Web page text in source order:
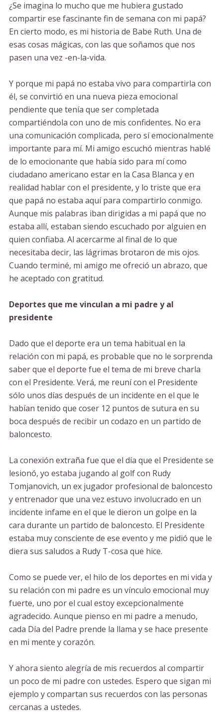
¿Se imagina lo mucho que me hubiera gustado
compartir ese fascinante fin de semana con mi papá?
En cierto modo, es mi historia de Babe Ruth. Una de
esas cosas mágicas, con las que soñamos que nos
pasen una vez -en-la-vida.
Y porque mi papá no estaba vivo para compartirla con
él, se convirtió en una nueva pieza emocional
pendiente que tenía que ser completada
compartiéndola con uno de mis confidentes. No era
una comunicación complicada, pero sí emocionalmente
importante para mí. Mi amigo escuchó mientras hablé
de lo emocionante que había sido para mí como
ciudadano americano estar en la Casa Blanca y en
realidad hablar con el presidente, y lo triste que era
que papá no estaba aquí para compartirlo conmigo.
Aunque mis palabras iban dirigidas a mi papá que no
estaba allí, estaban siendo escuchado por alguien en
quien confiaba. Al acercarme al final de lo que
necesitaba decir, las lágrimas brotaron de mis ojos.
Cuando terminé, mi amigo me ofreció un abrazo, que
he aceptado con gratitud.
Deportes que me vinculan a mi padre y al
presidente
Dado que el deporte era un tema habitual en la
relación con mi papá, es probable que no le sorprenda
saber que el deporte fue el tema de mi breve charla
con el Presidente. Verá, me reuní con el Presidente
sólo unos días después de un incidente en el que le
habían tenido que coser 12 puntos de sutura en su
boca después de recibir un codazo en un partido de
baloncesto.
La conexión extraña fue que el día que el Presidente se
lesionó, yo estaba jugando al golf con Rudy
Tomjanovich, un ex jugador profesional de baloncesto
y entrenador que una vez estuvo involucrado en un
incidente infame en el que le dieron un golpe en la
cara durante un partido de baloncesto. El Presidente
estaba muy consciente de ese evento y me pidió que le
diera sus saludos a Rudy T-cosa que hice.
Como se puede ver, el hilo de los deportes en mi vida y
su relación con mi padre es un vínculo emocional muy
fuerte, uno por el cual estoy excepcionalmente
agradecido. Aunque pienso en mi padre a menudo,
cada Día del Padre prende la llama y se hace presente
en mi mente y corazón.
Y ahora siento alegría de mis recuerdos al compartir
un poco de mi padre con ustedes. Espero que sigan mi
ejemplo y compartan sus recuerdos con las personas
cercanas a ustedes.